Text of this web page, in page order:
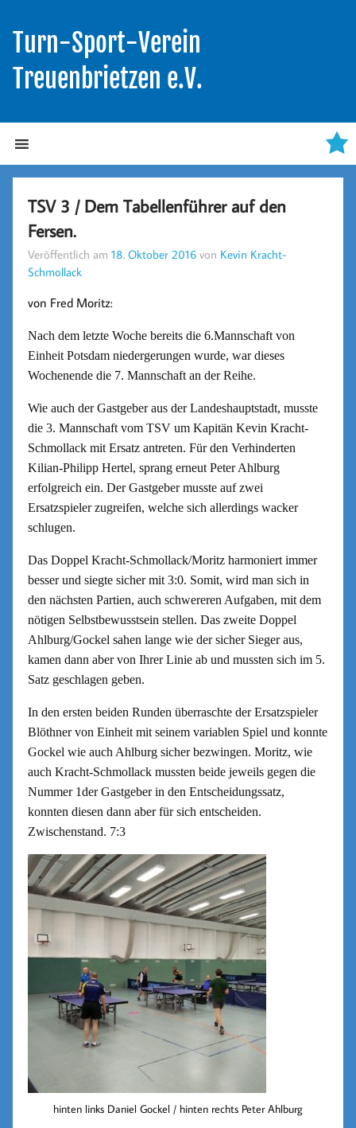
Turn-Sport-Verein
Treuenbrietzen e.V.
TSV 3 / Dem Tabellenführer auf den
Fersen.
Veröffentlich am18. Oktober 2016 von Kevin Kracht-
Schmollack
von Fred Moritz:
Nach dem letzte Woche bereits die 6.Mannschaft von
Einheit Potsdam niedergerungen wurde, war dieses
Wochenende die 7. Mannschaft an der Reihe.
Wie auch der Gastgeber aus der Landeshauptstadt, musste
die 3. Mannschaft vom TSV um Kapitän Kevin Kracht-
Schmollack mit Ersatz antreten. Für den Verhinderten
Kilian-Philipp Hertel, sprang erneut Peter Ahlburg
erfolgreich ein. Der Gastgeber musste auf zwei
Ersatzspieler zugreifen, welche sich allerdings wacker
schlugen.
Das Doppel Kracht-Schmollack/Moritz harmoniert immer
besser und siegte sicher mit 3:0. Somit, wird man sich in
den nächsten Partien, auch schwereren Aufgaben, mit dem
nötigen Selbstbewusstsein stellen. Das zweite Doppel
Ahlburg/Gockel sahen lange wie der sicher Sieger aus,
kamen dann aber von Ihrer Linie ab und mussten sich im 5.
Satz geschlagen geben.
In den ersten beiden Runden überraschte der Ersatzspieler
Blöthner von Einheit mit seinem variablen Spiel und konnte
Gockel wie auch Ahlburg sicher bezwingen. Moritz, wie
auch Kracht-Schmollack mussten beide jeweils gegen die
Nummer 1der Gastgeber in den Entscheidungssatz,
konnten diesen dann aber für sich entscheiden.
Zwischenstand. 7:3
hinten links Daniel Gockel / hinten rechts Peter Ahlburg